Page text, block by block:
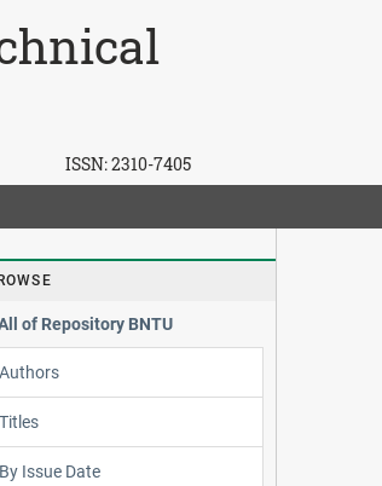
ISSN:2310-7405
of Repository BNTU
Authors
Titles
By Issue Date